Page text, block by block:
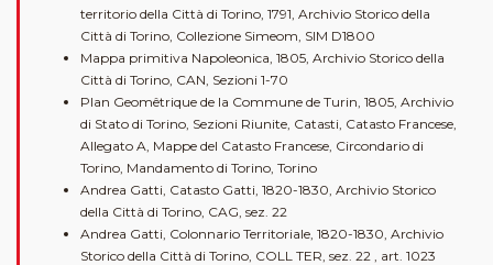
territorio della Città di Torino, 1791, Archivio Storico della
Città di Torino, Collezione Simeom, SIM D1800
Mappa primitiva Napoleonica, 1805, Archivio Storico della
Città di Torino, CAN, Sezioni 1-70
Plan Geomêtrique de la Commune de Turin, 1805, Archivio
di Stato di Torino, Sezioni Riunite, Catasti, Catasto Francese,
Allegato A, Mappe del Catasto Francese, Circondario di
Torino, Mandamento di Torino, Torino
Andrea Gatti, Catasto Gatti, 1820-1830, Archivio Storico
della Città di Torino, CAG, sez. 22
Andrea Gatti, Colonnario Territoriale, 1820-1830, Archivio
Storico della Città di Torino, COLL TER, sez. 22 , art. 1023